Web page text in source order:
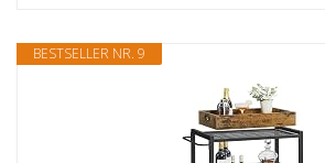
BESTSELLER NR. 9